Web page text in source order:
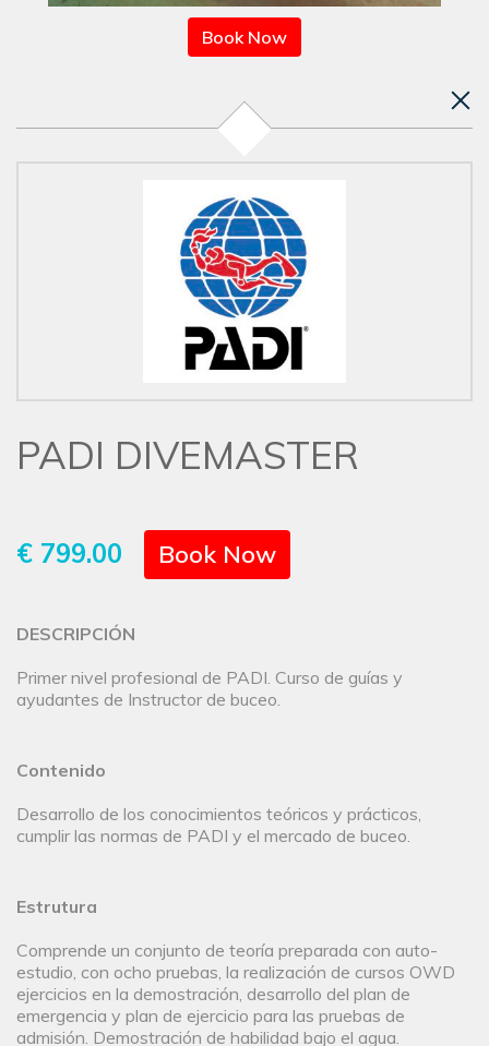
Book Now
PADI DIVEMASTER
€ 799.00 Book Now
DESCRIPCIÓN
Primer nivel profesional de PADI. Curso de guías y
ayudantes de Instructor de buceo.
Contenido
Desarrollo de los conocimientos teóricos y prácticos,
cumplir las normas de PADI y el mercado de buceo.
Estrutura
Comprende un conjunto de teoría preparada con auto-
estudio, con ocho pruebas, la realización de cursos OWD
ejercicios en la demostración, desarrollo del plan de
emergencia y plan de ejercicio para las pruebas de
admisión. Demostración de habilidad bajo el agua.